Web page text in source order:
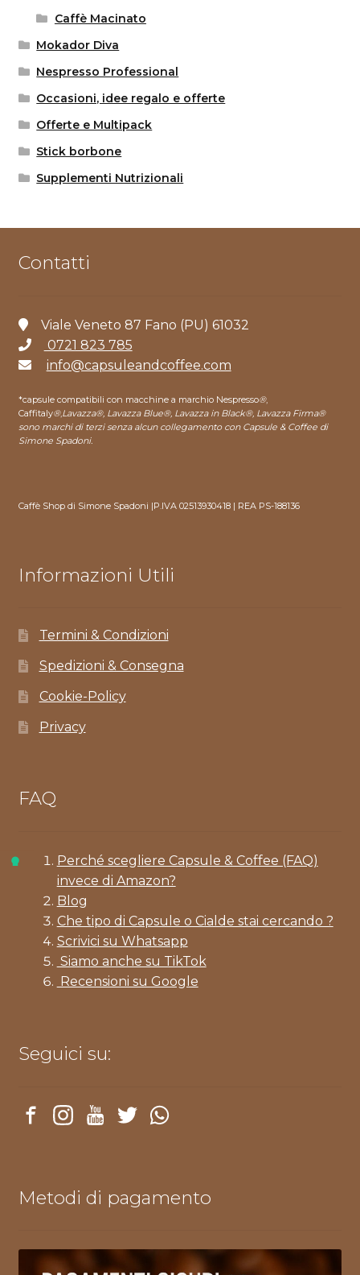
Caffè Macinato
Mokador Diva
Nespresso Professional
Occasioni, idee regalo e offerte
Offerte e Multipack
Stick borbone
Supplementi Nutrizionali
Contatti
Viale Veneto 87 Fano (PU) 61032
0721 823 785
info@capsuleandcoffee.com
*capsule compatibili con macchine a marchio Nespresso®,
Caffitaly®,Lavazza®, Lavazza Blue®, Lavazza in Black®, Lavazza Firma®
sono marchi di terzi senza alcun collegamento con Capsule & Coffee di
Simone Spadoni.
Caffè Shop di Simone Spadoni |P.IVA 02513930418 | REA PS-188136
Informazioni Utili
Termini & Condizioni
Spedizioni & Consegna
Cookie-Policy
Privacy
FAQ
Perché scegliere Capsule & Coffee (FAQ)
invece di Amazon?
Blog
Che tipo di Capsule o Cialde stai cercando ?
Scrivici su Whatsapp
Siamo anche su TikTok
Recensioni su Google
Seguici su:
Metodi di pagamento